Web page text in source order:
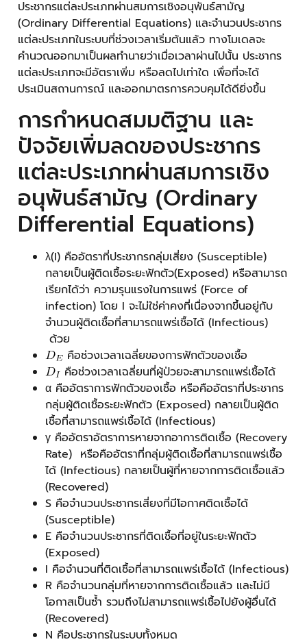
ประชากรแต่ละประเภทผ่านสมการเชิงอนุพันธ์สามัญ
(Ordinary Differential Equations) และจำนวนประชากร
แต่ละประเภทในระบบที่ช่วงเวลาเริ่มต้นแล้ว ทางโมเดลจะ
คำนวณออกมาเป็นผลทำนายว่าเมื่อเวลาผ่านไปนั้น ประชากร
แต่ละประเภทจะมีอัตราเพิ่ม หรือลดไปเท่าใด เพื่อที่จะได้
ประเมินสถานการณ์ และออกมาตรการควบคุมได้ดียิ่งขึ้น
การกำหนดสมมติฐาน และ
ปัจจัยเพิ่มลดของประชากร
แต่ละประเภทผ่านสมการเชิง
อนุพันธ์สามัญ (Ordinary
Differential Equations)
λ(I) คืออัตราที่ประชากรกลุ่มเสี่ยง (Susceptible)
กลายเป็นผู้ติดเชื้อระยะฟักตัว(Exposed) หรือสามารถ
เรียกได้ว่า ความรุนแรงในการแพร่ (Force of
infection) โดย I จะไม่ใช่ค่าคงที่เนื่องจากขึ้นอยู่กับ
จำนวนผู้ติดเชื้อที่สามารถแพร่เชื้อได้ (Infectious)
ด้วย
คือช่วงเวลาเฉลี่ยของการฟักตัวของเชื้อ
คือช่วงเวลาเฉลี่ยนที่ผู้ป่วยจะสามารถแพร่เชื้อได้
α คืออัตราการฟักตัวของเชื้อ หรือคืออัตราที่ประชากร
กลุ่มผู้ติดเชื้อระยะฟักตัว (Exposed) กลายเป็นผู้ติด
เชื้อที่สามารถแพร่เชื้อได้ (Infectious)
γ คืออัตราอัตราการหายจากอาการติดเชื้อ (Recovery
Rate) หรือคืออัตราที่กลุ่มผู้ติดเชื้อที่สามารถแพร่เชื้อ
ได้ (Infectious) กลายเป็นผู้ที่หายจากการติดเชื้อแล้ว
(Recovered)
S คือจำนวนประชากรเสี่ยงที่มีโอกาศติดเชื้อได้
(Susceptible)
E คือจำนวนประชากรที่ติดเชื้อที่อยู่ในระยะฟักตัว
(Exposed)
I คือจำนวนที่ติดเชื้อที่สามารถแพร่เชื้อได้ (Infectious)
R คือจำนวนกลุ่มที่หายจากการติดเชื้อแล้ว และไม่มี
โอกาสเป็นซ้ำ รวมถึงไม่สามารถแพร่เชื้อไปยังผู้อื่นได้
(Recovered)
N คือประชากรในระบบทั้งหมด